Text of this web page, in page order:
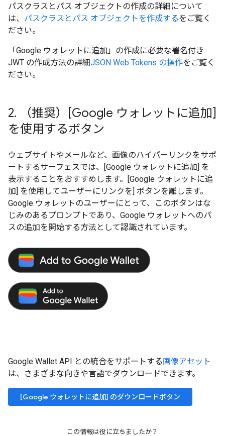
パスクラスとパス オブジェクトの作成の詳細について
は、 パスクラスとパス オブジェクトを作成するをご覧く
ださい。
「Google ウォレットに追加」の作成に必要な署名付き
JWT の作成方法の詳細JSON Web Tokens の操作をご覧く
ださい。
2. （推奨）[Google ウォレットに追加]
を使用するボタン
ウェブサイトやメールなど、画像のハイパーリンクをサポ
ートするサーフェスでは、[Google ウォレットに追加] を
表示することをおすすめします。[Google ウォレットに追
加] を使用してユーザーにリンクを] ボタンを離します。
Google ウォレットのユーザーにとって、このボタンはな
じみのあるプロンプトであり、Google ウォレットへのパ
スの追加を開始する方法として認識されています。
Google Wallet API との統合をサポートする画像アセット
は、さまざまな向きや言語でダウンロードできます。
[Google ウォレットに追加] のダウンロードボタン
この情報は役に立ちましたか？